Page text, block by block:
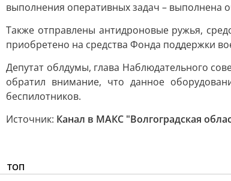
выполнения оперативных задач – выполнена
Также отправлены антидроновые ружья,
приобретено на средства Фонда поддержки
Депутат облдумы, глава Наблюдательного
обратил внимание, что данное
беспилотников.
Источник: Канал в МАКС "Волгоградская
ТОП